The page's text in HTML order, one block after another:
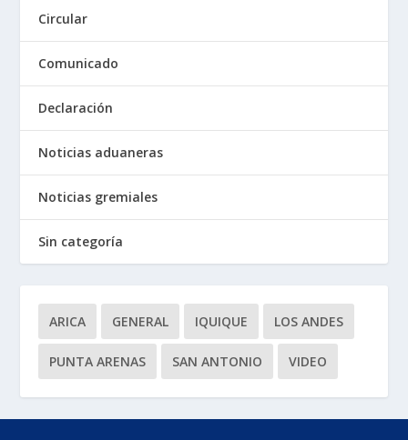
Circular
Comunicado
Declaración
Noticias aduaneras
Noticias gremiales
Sin categoría
ARICA GENERAL IQUIQUE LOS ANDES
PUNTA ARENAS SAN ANTONIO VIDEO